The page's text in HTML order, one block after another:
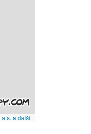
a další